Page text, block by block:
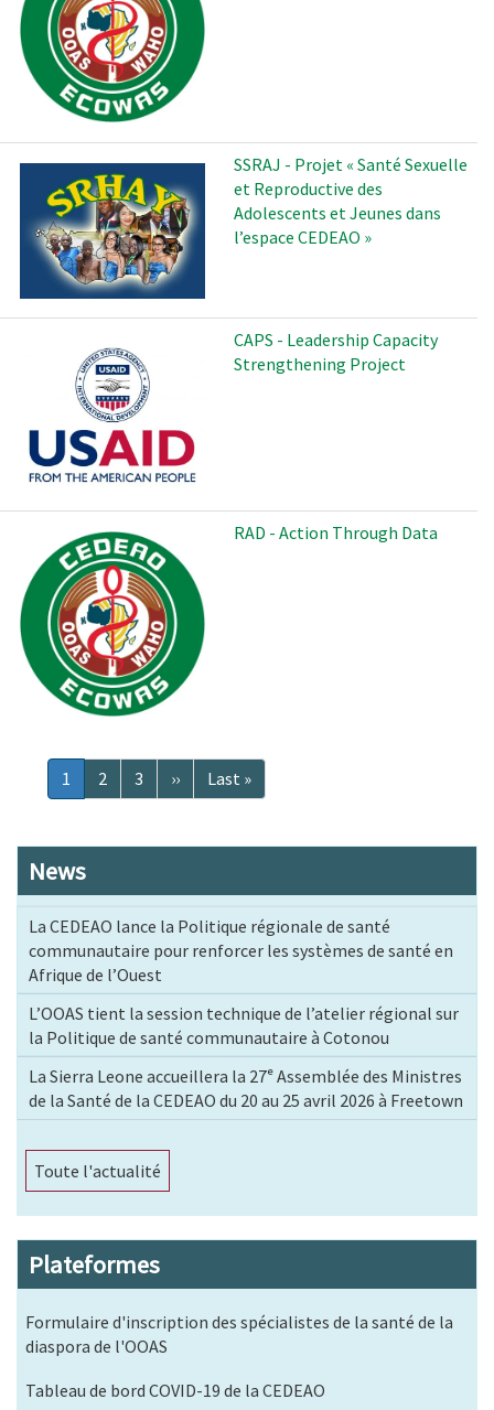
SSRAJ - Projet « Santé Sexuelle
et Reproductive des
Adolescents et Jeunes dans
l’espace CEDEAO »
CAPS - Leadership Capacity
Strengthening Project
RAD - Action Through Data
PaginationPage
courante
1 Page
2 Page
3
Page
suivante
››
Dernière
page
Last »
News
La CEDEAO lance la Politique régionale de santé
communautaire pour renforcer les systèmes de santé en
Afrique de l’Ouest
L’OOAS tient la session technique de l’atelier régional sur
la Politique de santé communautaire à Cotonou
La Sierra Leone accueillera la 27ᵉ Assemblée des Ministres
de la Santé de la CEDEAO du 20 au 25 avril 2026 à Freetown
Toute l'actualité
Plateformes
Formulaire d'inscription des spécialistes de la santé de la
diaspora de l'OOAS
Tableau de bord COVID-19 de la CEDEAO